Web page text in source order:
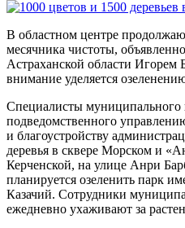
В областном центре
месячника чистоты,
Астраханской области
внимание уделяется
Специалисты муниципального
подведомственного
и благоустройству
деревья в сквере Морском и
Керченской, на улице Анри
планируется озеленить парк
Казачий. Сотрудники
ежедневно ухаживают за